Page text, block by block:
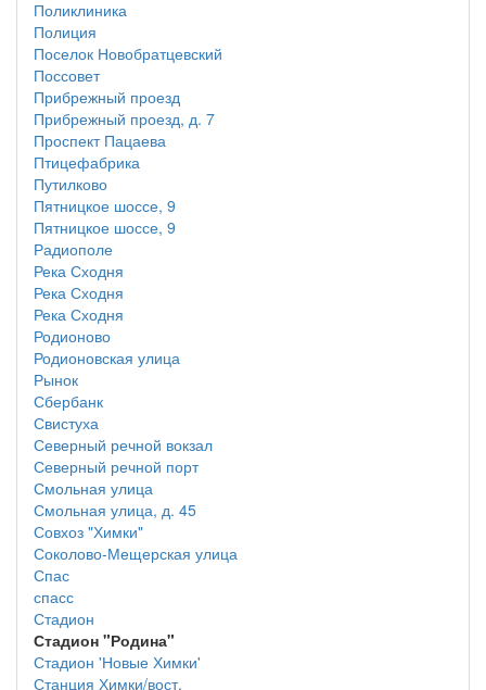
Поликлиника
Полиция
Поселок Новобратцевский
Поссовет
Прибрежный проезд
Прибрежный проезд, д. 7
Проспект Пацаева
Птицефабрика
Путилково
Пятницкое шоссе, 9
Пятницкое шоссе, 9
Радиополе
Река Сходня
Река Сходня
Река Сходня
Родионово
Родионовская улица
Рынок
Сбербанк
Свистуха
Северный речной вокзал
Северный речной порт
Смольная улица
Смольная улица, д. 45
Совхоз "Химки"
Соколово-Мещерская улица
Спас
спасс
Стадион
Стадион "Родина"
Стадион 'Новые Химки'
Станция Химки/вост.